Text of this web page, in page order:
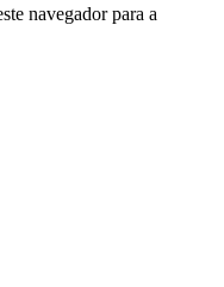
navegador para a